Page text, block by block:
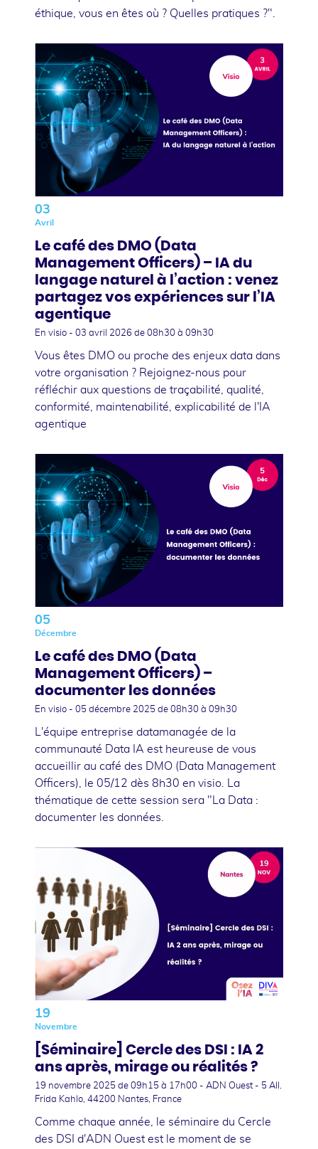
éthique, vous en êtes où ? Quelles pratiques ?".
03
Avril
Le café des DMO (Data
Management Officers) – IA du
langage naturel à l’action : venez
partagez vos expériences sur l’IA
agentique
En visio - 03 avril 2026 de 08h30 à 09h30
Vous êtes DMO ou proche des enjeux data dans
votre organisation ? Rejoignez-nous pour
réfléchir aux questions de traçabilité, qualité,
conformité, maintenabilité, explicabilité de l'IA
agentique
05
Décembre
Le café des DMO (Data
Management Officers) –
documenter les données
En visio - 05 décembre 2025 de 08h30 à 09h30
L'équipe entreprise datamanagée de la
communauté Data IA est heureuse de vous
accueillir au café des DMO (Data Management
Officers), le 05/12 dès 8h30 en visio. La
thématique de cette session sera "La Data :
documenter les données.
19
Novembre
[Séminaire] Cercle des DSI : IA 2
ans après, mirage ou réalités ?
19 novembre 2025 de 09h15 à 17h00 - ADN Ouest - 5 All.
Frida Kahlo, 44200 Nantes, France
Comme chaque année, le séminaire du Cercle
des DSI d'ADN Ouest est le moment de se